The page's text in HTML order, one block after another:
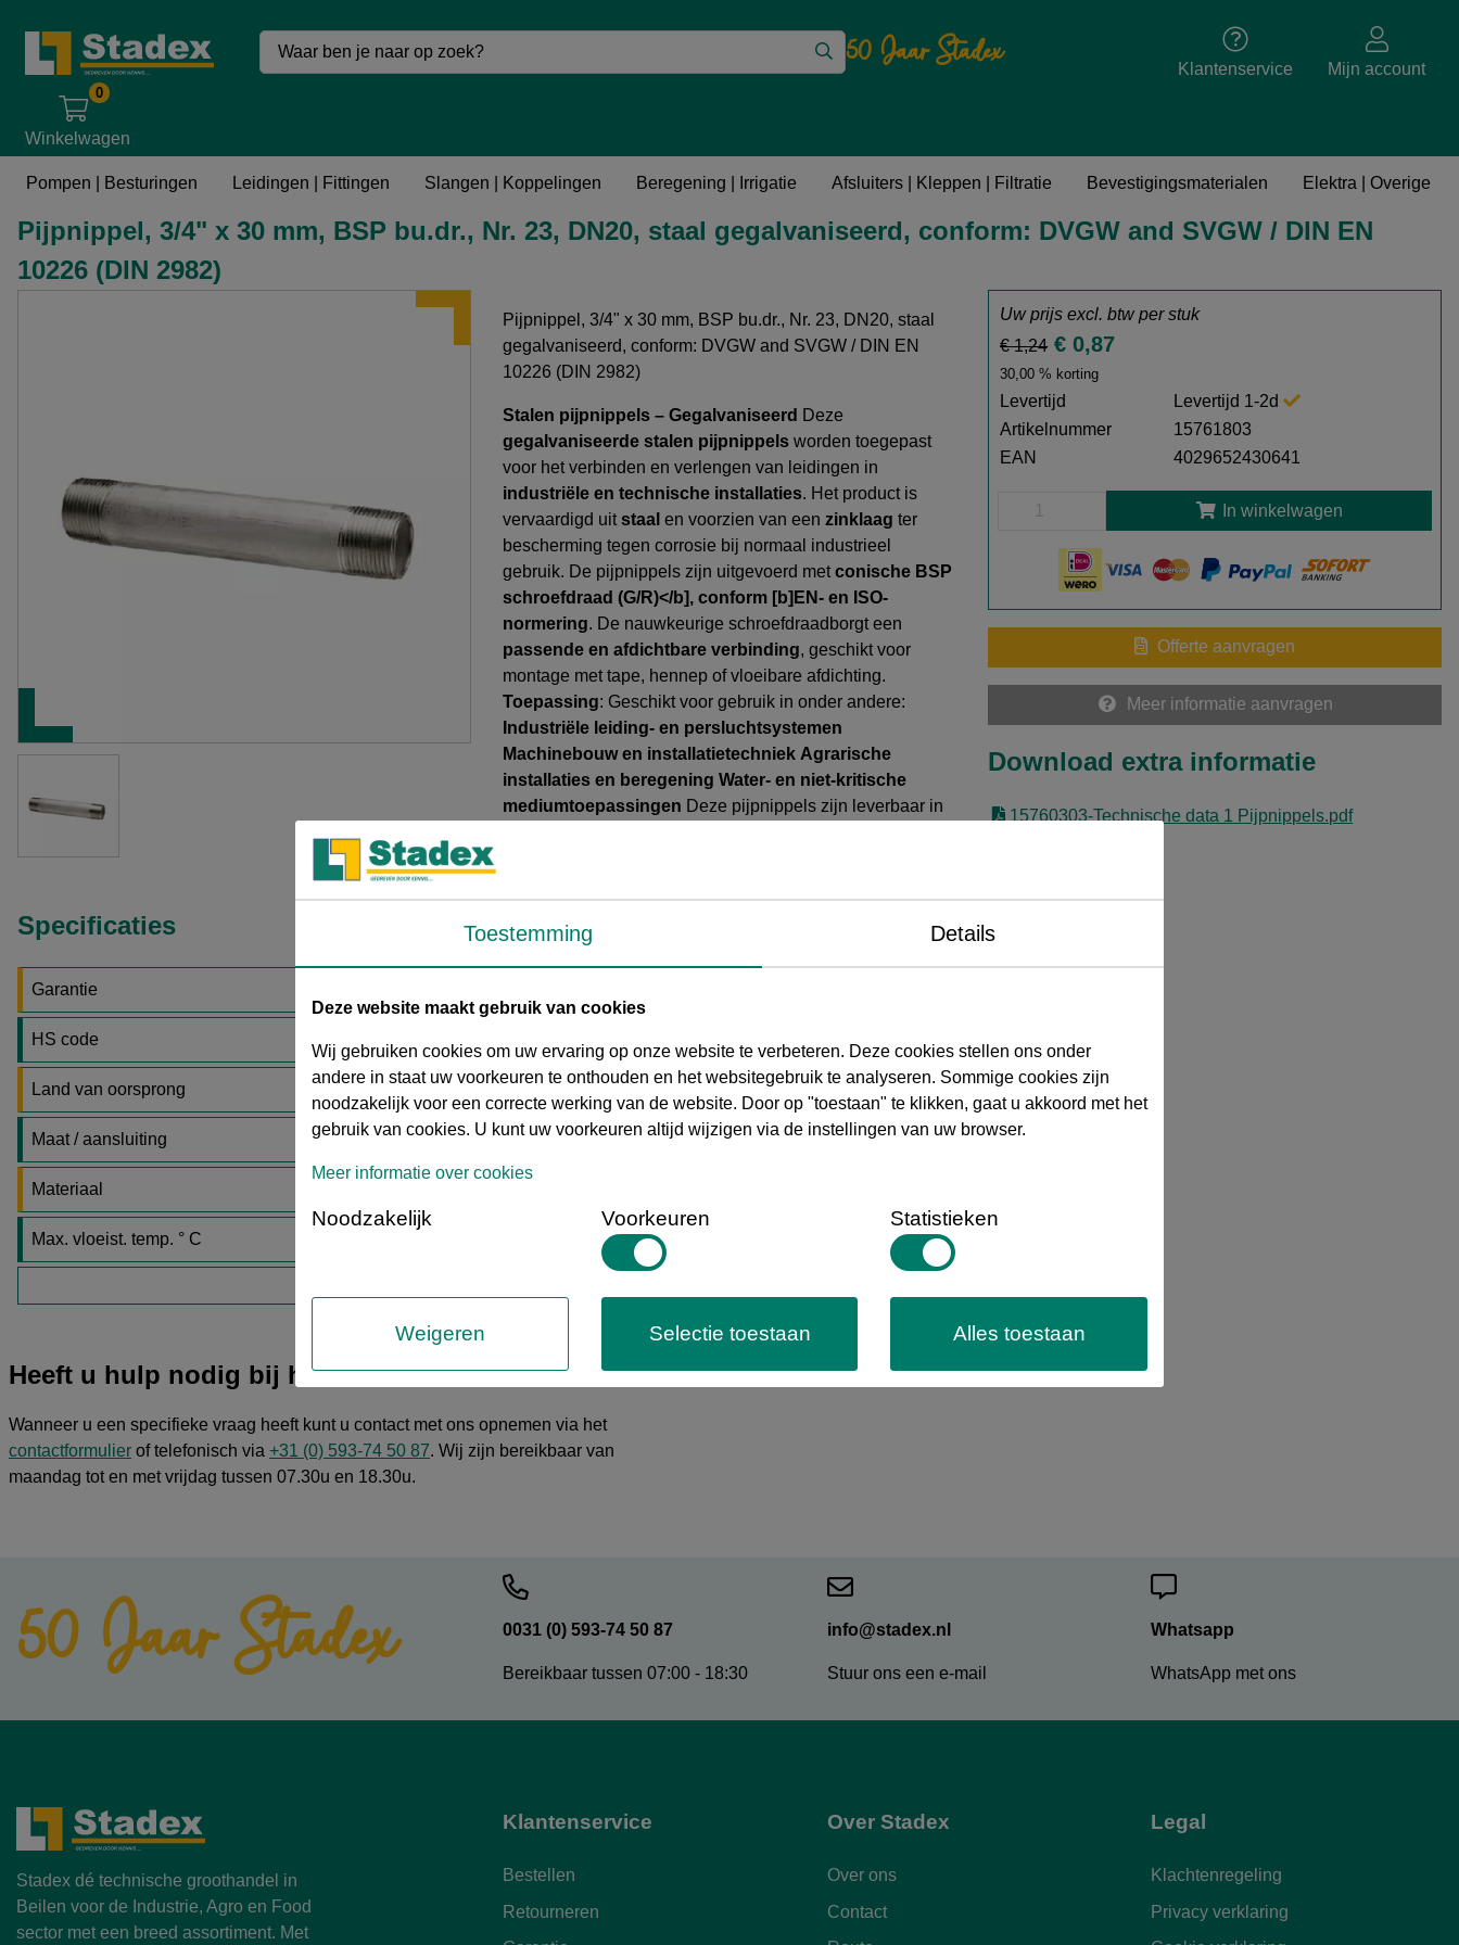
Klantenservice Mijn account
0
Winkelwagen
50 Jaar Stadex
Pompen | Besturingen Leidingen | Fittingen Slangen | Koppelingen Beregening | Irrigatie Afsluiters | Kleppen | Filtratie Bevestigingsmaterialen Elektra | Overige
Leidingen | Fittingen Metalen leidingen & Fittingen Metalen fittingen Gegalvaniseerde fittingen
Pijpnippel, 3/4" x 30 mm, BSP bu.dr., Nr. 23, DN20, staal gegalvaniseerd, conform: DVGW and SVGW / DIN EN
10226 (DIN 2982)
Uw prijs excl. btw perstuk
€ 1,24€ 0,87
30,00 % korting
Levertijd
Levertijd 1-2d
Artikelnummer
15761803
EAN
4029652430641
In winkelwagen
Offerte aanvragen
Meer informatie aanvragen
Download extra informatie
15760303-Technische data 1 Pijpnippels.pdf
Pijpnippel, 3/4" x 30 mm, BSP bu.dr., Nr. 23, DN20, staal
gegalvaniseerd, conform: DVGW and SVGW / DIN EN
10226 (DIN 2982)
Stalen pijpnippels – Gegalvaniseerd Deze
gegalvaniseerde stalen pijpnippels worden toegepast
voor het verbinden en verlengen van leidingen in
industriële en technische installaties. Het product is
vervaardigd uitstaal en voorzien van eenzinklaag ter
bescherming tegen corrosie bij normaal industrieel
gebruik. De pijpnippels zijn uitgevoerd metconische BSP
schroefdraad (G/R)</b], conform [b]EN- en ISO-
normering. De nauwkeurige schroefdraadborgt een
passende en afdichtbare verbinding, geschikt voor
montage met tape, hennep of vloeibare afdichting.
Toepassing: Geschikt voor gebruik in onder andere:
Industriële leiding- en persluchtsystemen
Machinebouw en installatietechniek Agrarische
installaties en beregening Water- en niet-kritische
mediumtoepassingen Deze pijpnippels zijn leverbaar in
Specificaties
Garantie
HS code
Land van oorsprong Spanje
Maat / aansluiting 3/4" x 30 mm
Materiaal
Max. vloeist. temp. ° C +120 ° C
Heeft u hulp nodig bij het maken van uw keuze?
Wanneer u een specifieke vraag heeft kunt u contact met ons opnemen via het
contactformulier of telefonisch via +31 (0) 593-74 50 87. Wij zijn bereikbaar van
maandag tot en met vrijdag tussen 07.30u en 18.30u.
50 Jaar Stadex 0031 (0) 593-74 50 87
Bereikbaar tussen 07:00 - 18:30
info@stadex.nl
Stuur ons een e-mail
Whatsapp
WhatsApp met ons
Stadex dé technische groothandel in
Beilen voor de Industrie, Agro en Food
sector met een breed assortiment. Met
Klantenservice
Bestellen
Retourneren
Over Stadex
Over ons
Contact
Legal
Klachtenregeling
Privacy verklaring
Toestemming Details
Deze website maakt gebruik van cookies
Wij gebruiken cookies om uw ervaring op onze website te verbeteren. Deze cookies stellen ons onder
andere in staat uw voorkeuren te onthouden en het websitegebruik te analyseren. Sommige cookies zijn
noodzakelijk voor een correcte werking van de website. Door op "toestaan" te klikken, gaat u akkoord met het
gebruik van cookies. U kunt uw voorkeuren altijd wijzigen via de instellingen van uw browser.
Meer informatie over cookies
Noodzakelijk Voorkeuren Statistieken
Weigeren Selectie toestaan Alles toestaan